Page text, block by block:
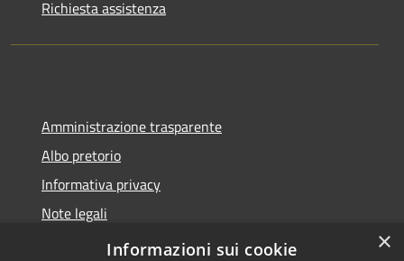
Richiesta assistenza
Amministrazione trasparente
Albo pretorio
Informativa privacy
Note legali
Dichiarazione di accessibilità
×
Informazioni sui cookie